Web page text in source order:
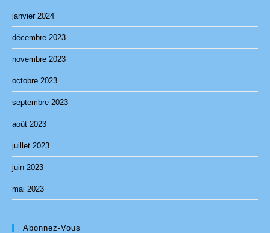
janvier 2024
décembre 2023
novembre 2023
octobre 2023
septembre 2023
août 2023
juillet 2023
juin 2023
mai 2023
Abonnez-Vous